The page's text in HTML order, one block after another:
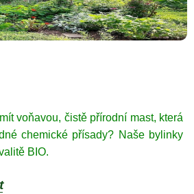
voňavou, čistě přírodní mast, která
chemické přísady? Naše bylinky
BIO.